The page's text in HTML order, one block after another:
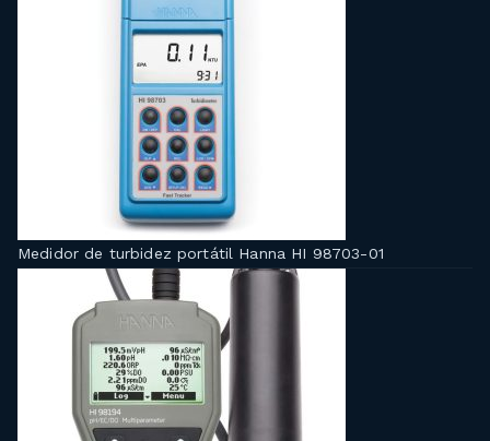
Medidor de turbidez portátil Hanna HI 98703-01